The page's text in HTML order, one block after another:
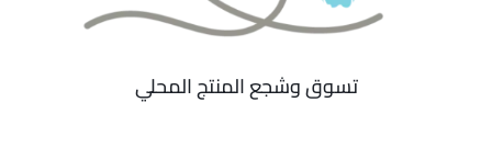
تسوق وشجع المنتج المحلي